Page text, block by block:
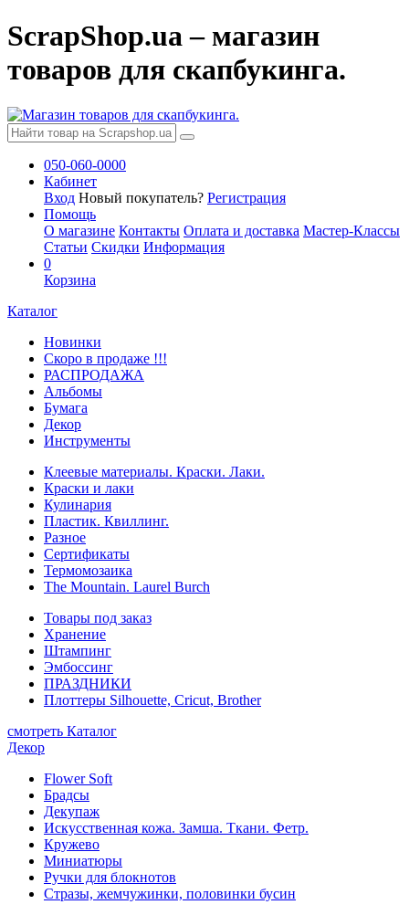
ScrapShop.ua – магазин
товаров для скапбукинга.
050-060-0000
Кабинет
Вход Новый покупатель? Регистрация
Помощь
О магазине Контакты Оплата и доставка Мастер-Классы
Статьи Скидки Информация
0
Корзина
Каталог
Новинки
Скоро в продаже !!!
РАСПРОДАЖА
Альбомы
Бумага
Декор
Инструменты
Клеевые материалы. Краски. Лаки.
Краски и лаки
Кулинария
Пластик. Квиллинг.
Разное
Сертификаты
Термомозаика
The Mountain. Laurel Burch
Товары под заказ
Хранение
Штампинг
Эмбоссинг
ПРАЗДНИКИ
Плоттеры Silhouette, Cricut, Brother
смотреть Каталог
Декор
Flower Soft
Брадсы
Декупаж
Искусственная кожа. Замша. Ткани. Фетр.
Кружево
Миниатюры
Ручки для блокнотов
Стразы, жемчужинки, половинки бусин